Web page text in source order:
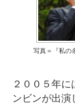
写真＝『私の
２００５年
ンビンが出演